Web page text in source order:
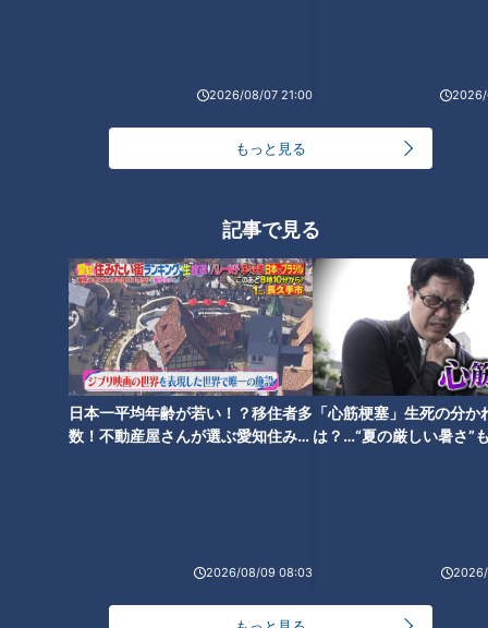
2026/08/07 21:00 2026/
もっと見る
記事で見る
日本一平均年齢が若い！？移住者多
数！不動産屋さんが選ぶ愛知住みた
2026/08/09 08:03
「心筋梗塞」生死の分か
は？…“夏の厳しい暑さ”
石丸幹二「すごい痩せました
ト！？ダイエットのスペシャリ
ストに学ぶ「無理なくやせる方
麦茶は菌が増えやすい！？食中
毒の危険も！？正しい麦茶の作
「認知症」なりやすい人の特徴
は？経験者が語る違和感と初期
症状…名医おすすめの認知症予